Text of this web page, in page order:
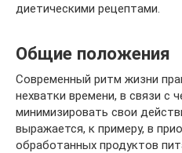
диетическими рецептами.
Общие положения
Современный ритм жизни
нехватки времени, в связи с
минимизировать свои
выражается, к примеру, в
обработанных продуктов